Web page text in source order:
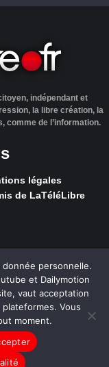
indépendant et
la libre création, la
comme de l’information.
légales
de LaTéléLibre
NOUS, Ouvert,
signalée, sont
.
donnée personnelle.
et Dailymotion
vaut acceptation
Vous
moment.